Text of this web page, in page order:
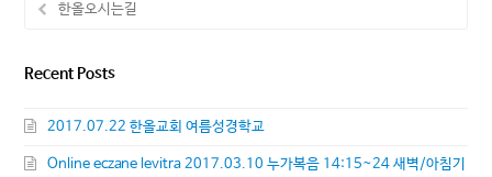
한올오시는길
Recent Posts
2017.07.22 한올교회 여름성경학교
Online eczane levitra 2017.03.10 누가복음 14:15~24 새벽/아침기